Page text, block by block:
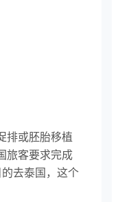
排或胚胎移植
旅客要求完成
去泰国，这个